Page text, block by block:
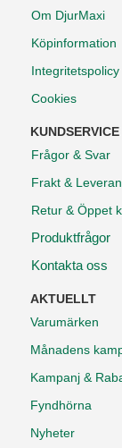
Om DjurMaxi
Köpinformation
Integritetspolicy
Cookies
KUNDSERVICE
Frågor & Svar
Frakt &
Retur & Öppet
Produktfrågor
Kontakta oss
AKTUELLT
Varumärken
Månadens
Kampanj &
Fyndhörna
Nyheter